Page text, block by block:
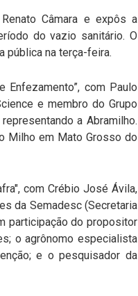
Câmara e expôs a
do vazio sanitário. O
pública na terça-feira.
Enfezamento”, com Paulo
e membro do Grupo
a Abramilho.
Milho em Mato Grosso do
com Crébio José Ávila,
da Semadesc (Secretaria
participação do propositor
o agrônomo especialista
e o pesquisador da